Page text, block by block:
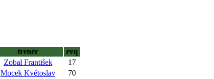
trenér
evq
Zobal František
17
Mocek Květoslav
70